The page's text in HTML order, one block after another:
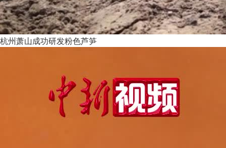
杭州萧山成功研发粉色芦笋